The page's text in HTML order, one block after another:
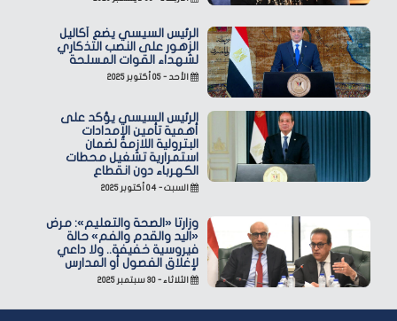
الرئيس السيسي يضع أكاليل
الزهور على النصب التذكاري
لشهداء القوات المسلحة
الأحد - ٠٥ أكتوبر ٢٠٢٥
الرئيس السيسي يؤكد على
أهمية تأمين الإمدادات
البترولية اللازمة لضمان
استمرارية تشغيل محطات
الكهرباء دون انقطاع
السبت - ٠٤ أكتوبر ٢٠٢٥
وزارتا «الصحة والتعليم»: مرض
«اليد والقدم والفم» حالة
فيروسية خفيفة.. ولا داعي
لإغلاق الفصول أو المدارس
الثلاثاء - ٣٠ سبتمبر ٢٠٢٥